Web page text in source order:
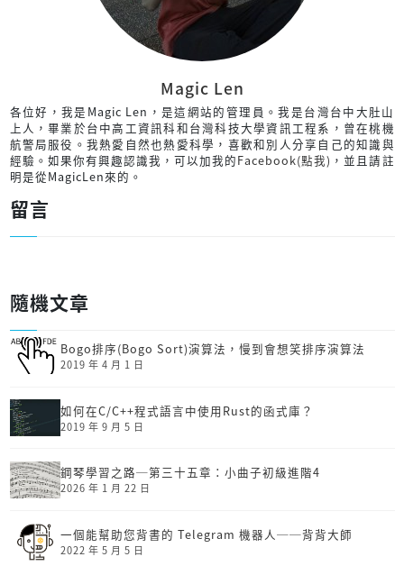
Magic Len
各位好，我是Magic Len，是這網站的管理員。我是台灣台中大肚山
上人，畢業於台中高工資訊科和台灣科技大學資訊工程系，曾在桃機
航警局服役。我熱愛自然也熱愛科學，喜歡和別人分享自己的知識與
經驗。如果你有興趣認識我，可以加我的Facebook(點我) ，並且請註
明是從MagicLen來的。
留言
隨機文章
Bogo排序(Bogo Sort)演算法，慢到會想笑排序演算法
2019 年 4 月 1 日
如何在C/C++程式語言中使用Rust的函式庫？
2019 年 9 月 5 日
鋼琴學習之路─第三十五章：小曲子初級進階4
2026 年 1 月 22 日
一個能幫助您背書的 Telegram 機器人──背背大師
2022 年 5 月 5 日